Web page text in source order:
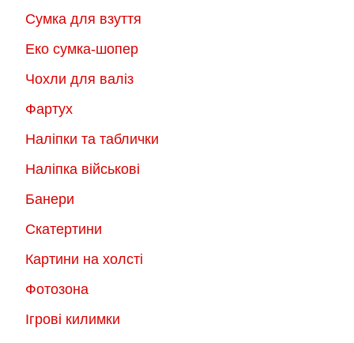
Сумка для взуття
Еко сумка-шопер
Чохли для валіз
Фартух
Наліпки та таблички
Наліпка військові
Банери
Скатертини
Картини на холсті
Фотозона
Ігрові килимки